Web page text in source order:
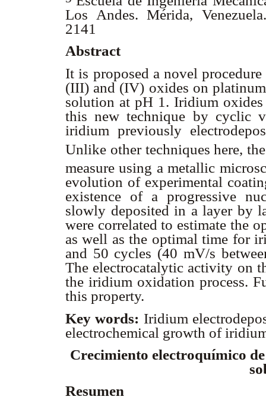
Los Andes. Mérida,
2141
Abstract
It is proposed a novel
(III) and (IV) oxides on
solution at pH 1. Iridium
this new technique by cyclic
iridium previously
Unlike other techniques here,
measure using a metallic
evolution of experimental
existence of a progressive
slowly deposited in a layer by
were correlated to estimate the
as well as the optimal time for
and 50 cycles (40 mV/s
The electrocatalytic activity on
the iridium oxidation process.
this property.
Key words: Iridium
electrochemical growth of
Crecimiento electroquímico
Resumen